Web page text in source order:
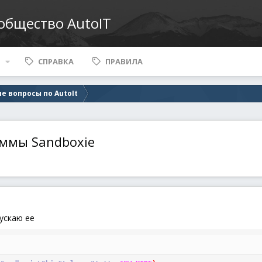
AutoIT
СПРАВКА ПРАВИЛА
вопросы по AutoIt
Sandboxie
ее